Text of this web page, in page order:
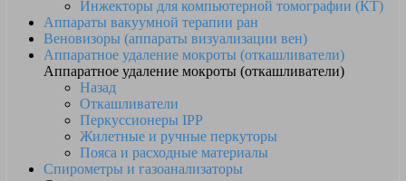
Инжекторы для компьютерной томографии (КТ)
Аппараты вакуумной терапии ран
Веновизоры (аппараты визуализации вен)
Аппаратное удаление мокроты (откашливатели)
Аппаратное удаление мокроты (откашливатели)
Назад
Откашливатели
Перкуссионеры IPP
Жилетные и ручные перкуторы
Пояса и расходные материалы
Спирометры и газоанализаторы